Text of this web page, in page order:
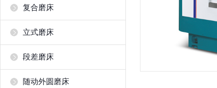
复合磨床
立式磨床
段差磨床
随动外圆磨床